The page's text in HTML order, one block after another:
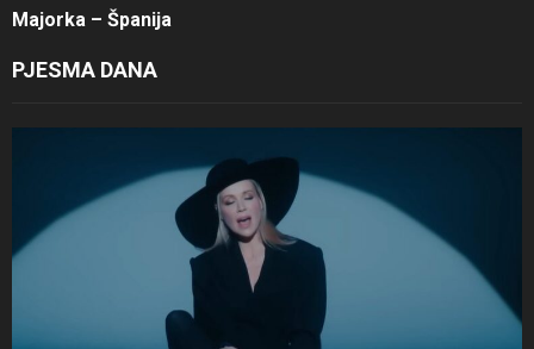
Majorka – Španija
PJESMA DANA